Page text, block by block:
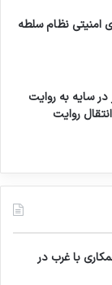
امنیتی نظام سلطه
سایه به روایت
انتقال روایت
با غرب در